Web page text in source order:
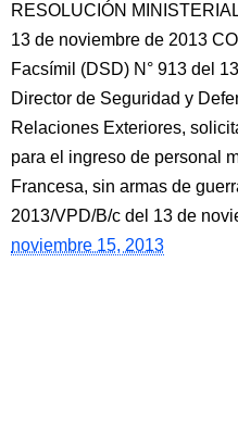
RESOLUCIÓN
13 de noviembre de 2013
Facsímil (DSD) N° 913 del
Director de Seguridad y
Relaciones Exteriores,
para el ingreso de personal
Francesa, sin armas de
2013/VPD/B/c del 13 de
noviembre 15, 2013